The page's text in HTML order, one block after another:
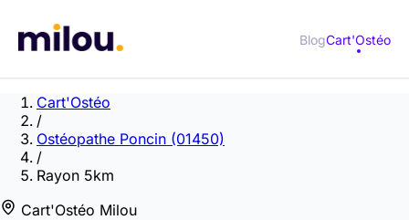
BlogCart'Ostéo
Cart'Ostéo
/
Ostéopathe Poncin (01450)
/
Rayon 5km
Cart'Ostéo Milou